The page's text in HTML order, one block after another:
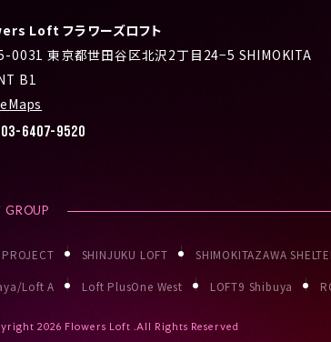
Loft フラワーズロフト
0031 東京都世田谷区北沢2丁目24−5 SHIMOKITA
B1
03-6407-9520
GROUP
SHINJUKU LOFT SHIMOKITAZAWA
Loft A Loft PlusOne West LOFT9 Shibuya
2026 Flowers Loft .All Rights Reserved